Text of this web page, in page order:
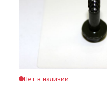
Нет в наличии